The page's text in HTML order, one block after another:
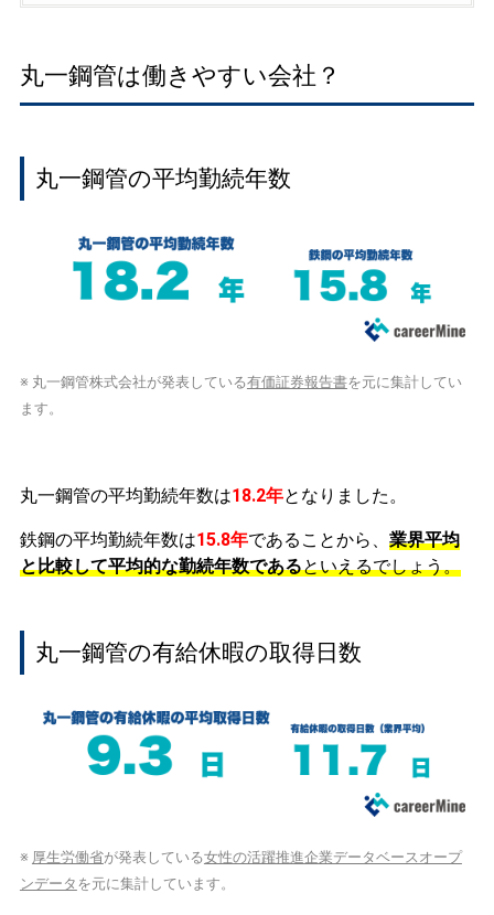
丸一鋼管は働きやすい会社？
丸一鋼管の平均勤続年数
※ 丸一鋼管株式会社が発表している有価証券報告書を元に集計してい
ます。
丸一鋼管の平均勤続年数は18.2年となりました。
鉄鋼の平均勤続年数は15.8年であることから、 業界平均
と比較して平均的な勤続年数であるといえるでしょう。
丸一鋼管の有給休暇の取得日数
※ 厚生労働省が発表している女性の活躍推進企業データベースオープ
ンデータ を元に集計しています。